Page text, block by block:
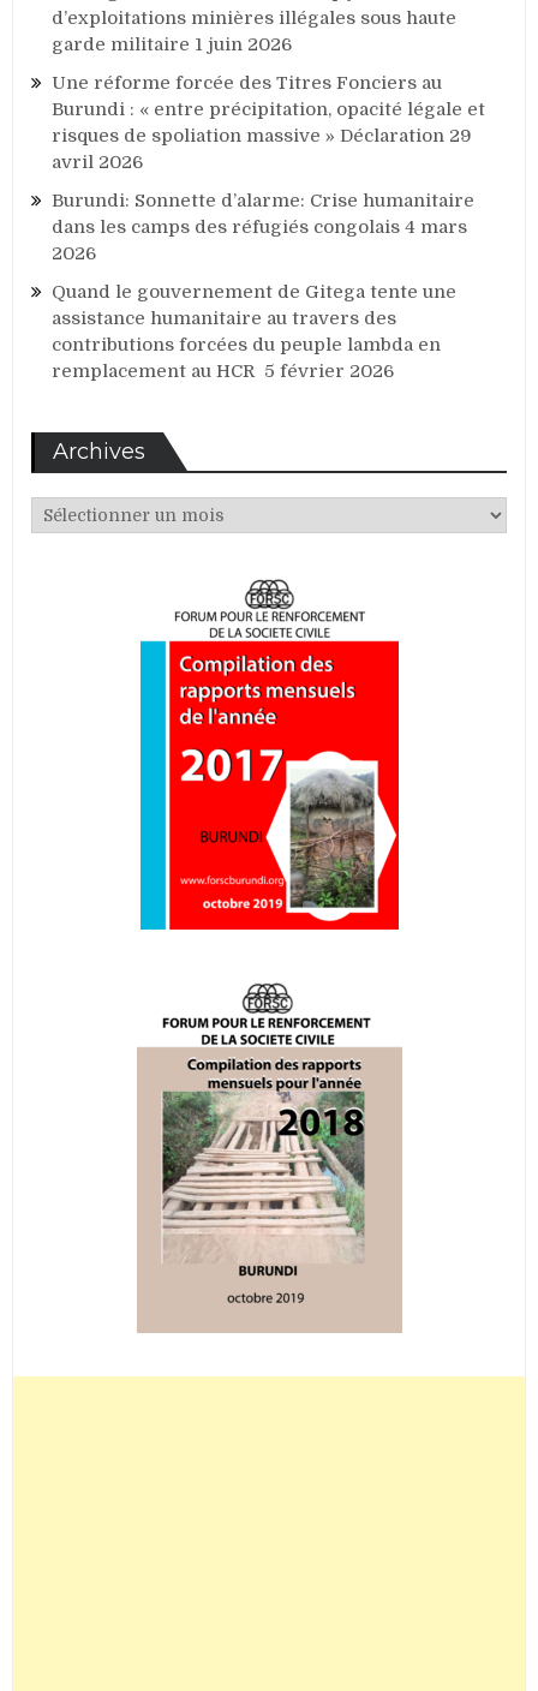
d’exploitations minières illégales sous haute
garde militaire 1 juin 2026
Une réforme forcée des Titres Fonciers au
Burundi : « entre précipitation, opacité légale et
risques de spoliation massive » Déclaration 29
avril 2026
Burundi: Sonnette d’alarme: Crise humanitaire
dans les camps des réfugiés congolais 4 mars
2026
Quand le gouvernement de Gitega tente une
assistance humanitaire au travers des
contributions forcées du peuple lambda en
remplacement au HCR 5 février 2026
Archives
Archives